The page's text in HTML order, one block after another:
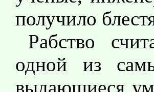
получило
Рабство
одной из
выдающиеся